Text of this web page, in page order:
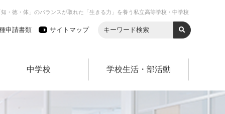
・徳・体」のバランスが取れた「生きる力」を養う私立高等学校・中学校
申請書類 サイトマップ
中学校 学校生活・部活動